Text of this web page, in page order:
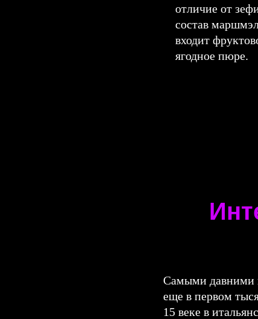
отличие от
состав
входит
ягодное пюре.
Самыми давними
еще в первом
15 веке в